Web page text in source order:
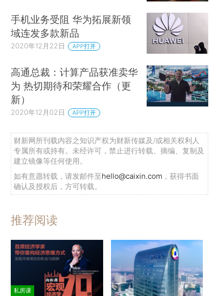
手机业务受阻 华为拓展新领
域连发多款新品
2020年12月22日 APP打开
高通总裁：计算产品获准卖华
为 热切期待和荣耀合作（更
新）
2020年12月02日 APP打开
财新网所刊载内容之知识产权为财新传媒及/或相关权利人
专属所有或持有。未经许可，禁止进行转载、摘编、复制及
建立镜像等任何使用。
如有意愿转载，请发邮件至hello@caixin.com ，获得书面
确认及授权后，方可转载。
推荐阅读
私房课